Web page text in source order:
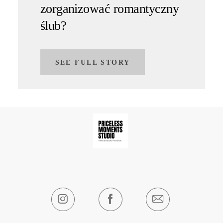
zorganizować romantyczny
ślub?
SEE FULL STORY